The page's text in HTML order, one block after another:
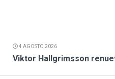
4 AGOSTO 2026
Viktor Hallgrimsson